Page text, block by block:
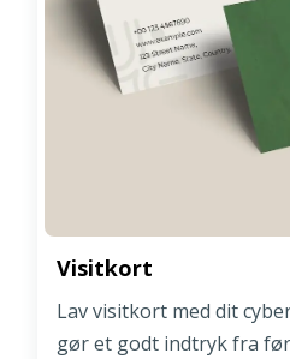
Visitkort
Lav visitkort med dit
gør et godt indtryk fra